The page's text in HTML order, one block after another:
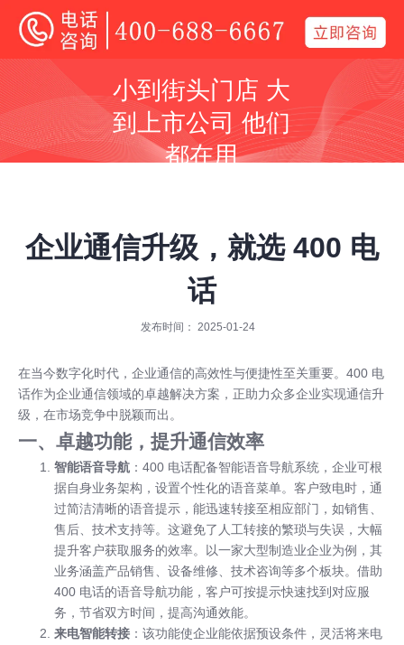
全国400电话受理中心
400号码呼叫中心平台技术服务商
同等号码，服务更优
400-688-6667
400电话
小到街头门店 大
到上市公司 他们
都在用
企业通信升级，就选 400 电
话
发布时间： 2025-01-24
在当今数字化时代，企业通信的高效性与便捷性至关重要。400 电
话作为企业通信领域的卓越解决方案，正助力众多企业实现通信升
级，在市场竞争中脱颖而出。
一、卓越功能，提升通信效率
智能语音导航 ：400 电话配备智能语音导航系统，企业可根
据自身业务架构，设置个性化的语音菜单。客户致电时，通
过简洁清晰的语音提示，能迅速转接至相应部门，如销售、
售后、技术支持等。这避免了人工转接的繁琐与失误，大幅
提升客户获取服务的效率。以一家大型制造业企业为例，其
业务涵盖产品销售、设备维修、技术咨询等多个板块。借助
400 电话的语音导航功能，客户可按提示快速找到对应服
务，节省双方时间，提高沟通效能。
来电智能转接 ：该功能使企业能依据预设条件，灵活将来电